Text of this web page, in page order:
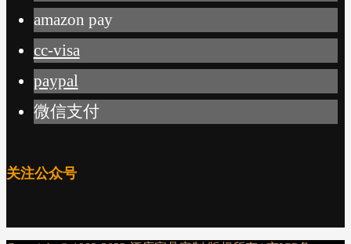
amazon pay
cc-visa
paypal
微信支付
关注公众号